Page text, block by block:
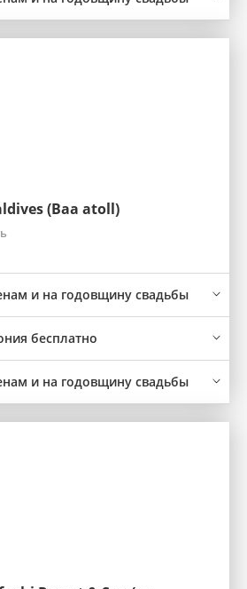
(Baa atoll)
и на годовщину свадьбы
бесплатно
и на годовщину свадьбы